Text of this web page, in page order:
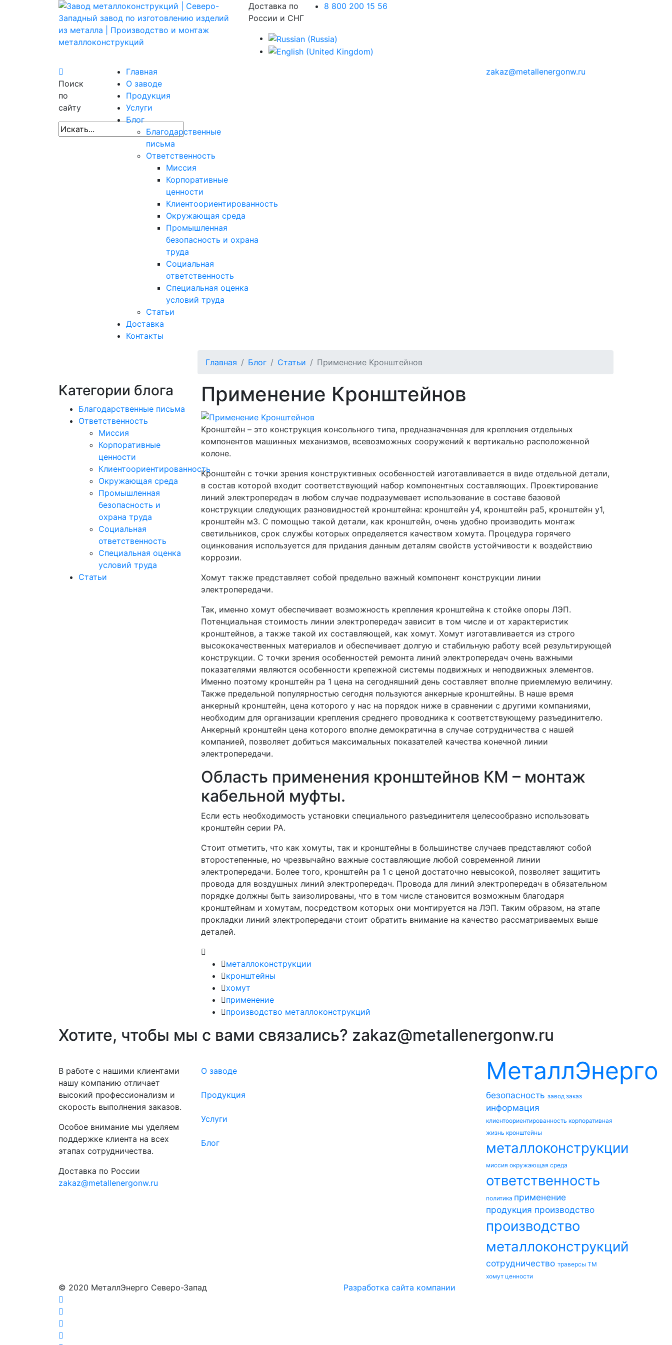
Доставка по
России и СНГ
8 800 200 15 56
Поиск
по
сайту
Главная
О заводе
Продукция
Услуги
Блог
Благодарственные
письма
Ответственность
Миссия
Корпоративные
ценности
Клиентоориентированность
Окружающая среда
Промышленная
безопасность и охрана
труда
Социальная
ответственность
Специальная оценка
условий труда
Статьи
Доставка
Контакты
zakaz@metallenergonw.ru
Главная Блог Статьи Применение Кронштейнов
Категории блога
Благодарственные письма
Ответственность
Миссия
Корпоративные
ценности
Клиентоориентированность
Окружающая среда
Промышленная
безопасность и
охрана труда
Социальная
ответственность
Специальная оценка
условий труда
Статьи
Применение Кронштейнов
Кронштейн – это конструкция консольного типа, предназначенная для крепления отдельных
компонентов машинных механизмов, всевозможных сооружений к вертикально расположенной
колоне.
Кронштейн с точки зрения конструктивных особенностей изготавливается в виде отдельной детали,
в состав которой входит соответствующий набор компонентных составляющих. Проектирование
линий электропередач в любом случае подразумевает использование в составе базовой
конструкции следующих разновидностей кронштейна: кронштейн у4, кронштейн ра5, кронштейн у1,
кронштейн м3. С помощью такой детали, как кронштейн, очень удобно производить монтаж
светильников, срок службы которых определяется качеством хомута. Процедура горячего
оцинкования используется для придания данным деталям свойств устойчивости к воздействию
коррозии.
Хомут также представляет собой предельно важный компонент конструкции линии
электропередачи.
Так, именно хомут обеспечивает возможность крепления кронштейна к стойке опоры ЛЭП.
Потенциальная стоимость линии электропередач зависит в том числе и от характеристик
кронштейнов, а также такой их составляющей, как хомут. Хомут изготавливается из строго
высококачественных материалов и обеспечивает долгую и стабильную работу всей результирующей
конструкции. С точки зрения особенностей ремонта линий электропередач очень важными
показателями являются особенности крепежной системы подвижных и неподвижных элементов.
Именно поэтому кронштейн ра 1 цена на сегодняшний день составляет вполне приемлемую величину.
Также предельной популярностью сегодня пользуются анкерные кронштейны. В наше время
анкерный кронштейн, цена которого у нас на порядок ниже в сравнении с другими компаниями,
необходим для организации крепления среднего проводника к соответствующему разъединителю.
Анкерный кронштейн цена которого вполне демократична в случае сотрудничества с нашей
компанией, позволяет добиться максимальных показателей качества конечной линии
электропередачи.
Область применения кронштейнов КМ – монтаж
кабельной муфты.
Если есть необходимость установки специального разъединителя целесообразно использовать
кронштейн серии РА.
Стоит отметить, что как хомуты, так и кронштейны в большинстве случаев представляют собой
второстепенные, но чрезвычайно важные составляющие любой современной линии
электропередачи. Более того, кронштейн ра 1 с ценой достаточно невысокой, позволяет защитить
провода для воздушных линий электропередач. Провода для линий электропередач в обязательном
порядке должны быть заизолированы, что в том числе становится возможным благодаря
кронштейнам и хомутам, посредством которых они монтируется на ЛЭП. Таким образом, на этапе
прокладки линий электропередачи стоит обратить внимание на качество рассматриваемых выше
деталей.
металлоконструкции
кронштейны
хомут
применение
производство металлоконструкций
Хотите, чтобы мы с вами связались? zakaz@metallenergonw.ru
В работе с нашими клиентами
нашу компанию отличает
высокий профессионализм и
скорость выполнения заказов.
Особое внимание мы уделяем
поддержке клиента на всех
этапах сотрудничества.
Доставка по России
zakaz@metallenergonw.ru
О заводе
Продукция
Услуги
Блог
МеталлЭнерго
безопасность завод заказ
информация
клиентоориентированность корпоративная
жизнь кронштейны
металлоконструкции
миссия окружающая среда
ответственность
политика применение
продукция производство
производство
металлоконструкций
сотрудничество траверсы ТМ
хомут ценности
© 2020 МеталлЭнерго Северо-Запад Разработка сайта компании